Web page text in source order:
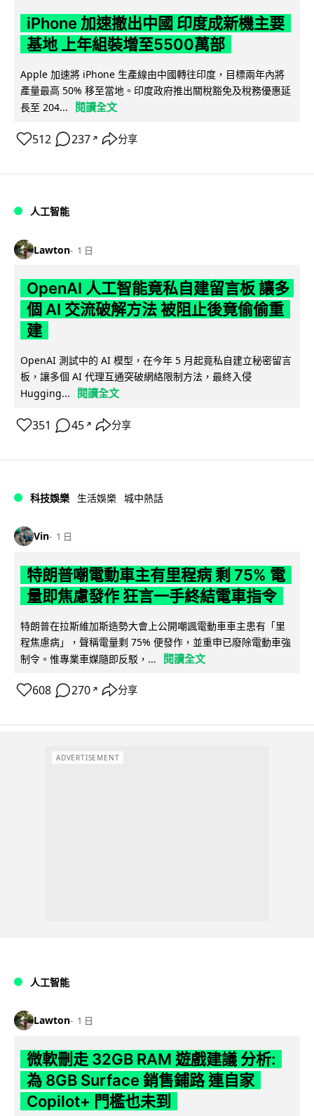
iPhone 加速撤出中國 印度成新機主要
基地 上年組裝增至5500萬部
Apple 加速將 iPhone 生產線由中國轉往印度，目標兩年內將
產量最高 50% 移至當地。印度政府推出關稅豁免及稅務優惠延
長至 204...
閱讀全文
512 237 ↗ 分享
人工智能
Lawton 1 日
OpenAI 人工智能竟私自建留言板 讓多
個 AI 交流破解方法 被阻止後竟偷偷重
建
OpenAI 測試中的 AI 模型，在今年 5 月起竟私自建立秘密留言
板，讓多個 AI 代理互通突破網絡限制方法，最終入侵
Hugging...
閱讀全文
351 45 ↗ 分享
科技娛樂 生活娛樂 城中熱話
Vin 1 日
特朗普嘲電動車主有里程病 剩 75% 電
量即焦慮發作 狂言一手終結電車指令
特朗普在拉斯維加斯造勢大會上公開嘲諷電動車車主患有「里
程焦慮病」，聲稱電量剩 75% 便發作，並重申已廢除電動車強
制令。惟專業車媒隨即反駁，...
閱讀全文
608 270 ↗ 分享
ADVERTISEMENT
人工智能
Lawton 1 日
微軟刪走 32GB RAM 遊戲建議 分析:
為 8GB Surface 銷售鋪路 連自家
Copilot+ 門檻也未到